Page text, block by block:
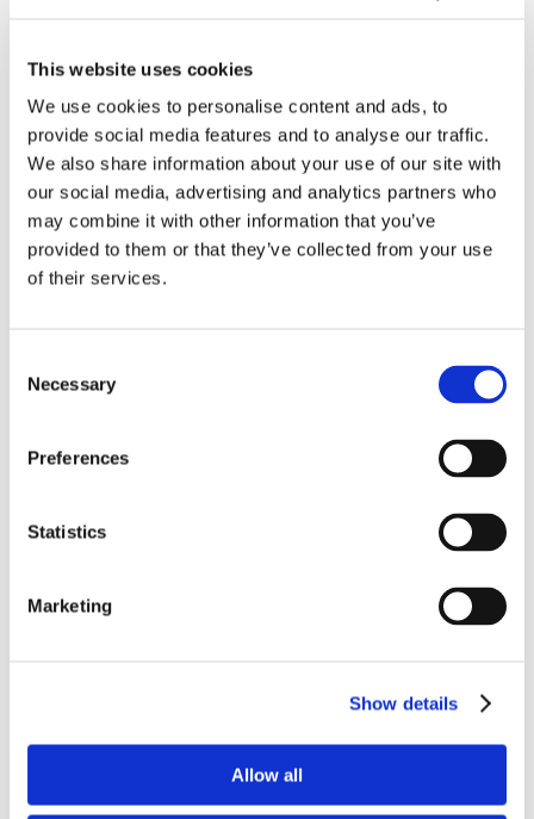
This website uses cookies
We use cookies to personalise content and ads, to
provide social media features and to analyse our traffic.
We also share information about your use of our site with
our social media, advertising and analytics partners who
may combine it with other information that you’ve
provided to them or that they’ve collected from your use
of their services.
Selection
Necessary
Preferences
Statistics
Marketing
Show details
Allow all
• Reducerer spild af foder
• Hårdt plast
• Diameter 29 cm
• Kan bruges til tørfoder, mælk og vand
• Med spændekrog til montering på alle standard spaltegulve
Bedst sælgende i Foderskåle/trug
Monteringsbeslag små til